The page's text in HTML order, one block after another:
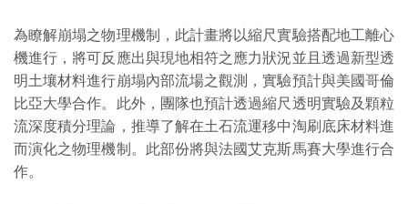
為瞭解崩塌之物理機制，此計畫將以縮尺實驗搭配地工離心
機進行，將可反應出與現地相符之應力狀況並且透過新型透
明土壤材料進行崩塌內部流場之觀測，實驗預計與美國哥倫
比亞大學合作。此外，團隊也預計透過縮尺透明實驗及顆粒
流深度積分理論，推導了解在土石流運移中淘刷底床材料進
而演化之物理機制。此部份將與法國艾克斯馬賽大學進行合
作。